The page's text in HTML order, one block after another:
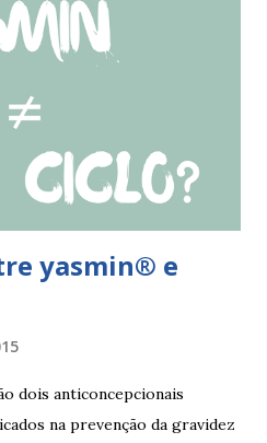
o 18° e o 24°
nova cartela ou carteira
o 25° e o 26° comprimido a
yasmin® e
dois anticoncepcionais
na prevenção da gravidez